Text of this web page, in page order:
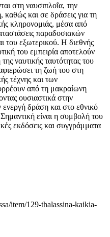
στη ναυσιπλοΐα, την
καθώς και σε δράσεις για τη
κληρονομιάς, μέσα από
παραδοσιακών
του εξωτερικού. Η διεθνής
του εμπειρία αποτελούν
ναυτικής ταυτότητας του
τη ζωή του στη
τέχνης και των
από τη μακραίωνη
ουσιαστικά στην
δράση και στο εθνικό
Σημαντική είναι η συμβολή του
εκδόσεις και συγγράμματα
item/129-thalassina-kaikia-